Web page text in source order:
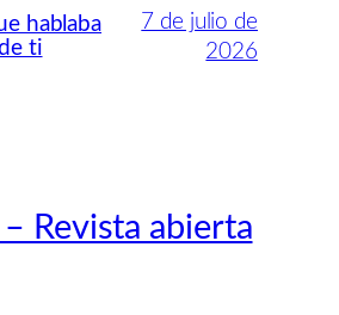
hablaba
ti
7 de julio de
2026
– Revista abierta